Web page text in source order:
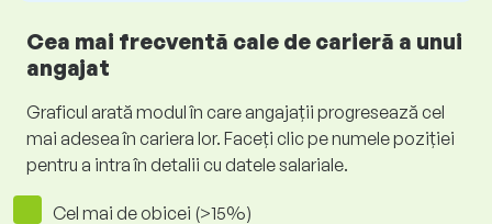
Cea mai frecventă cale de carieră a unui
angajat
Graficul arată modul în care angajații progresează cel
mai adesea în cariera lor. Faceți clic pe numele poziției
pentru a intra în detalii cu datele salariale.
Cel mai de obicei (>15%)